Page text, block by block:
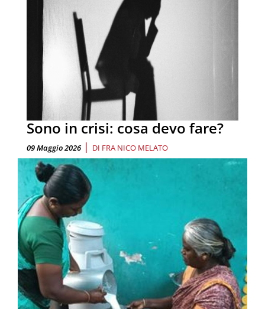
Sono in crisi: cosa devo fare?
09 Maggio 2026 | DI FRA NICO MELATO